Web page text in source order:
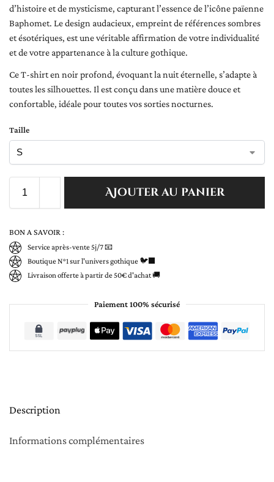
d’histoire et de mysticisme, capturant l’essence de l’icône païenne
Baphomet. Le design audacieux, empreint de références sombres
et ésotériques, est une véritable affirmation de votre individualité
et de votre appartenance à la culture gothique.
Ce T-shirt en noir profond, évoquant la nuit éternelle, s’adapte à
toutes les silhouettes. Il est conçu dans une matière douce et
confortable, idéale pour toutes vos sorties nocturnes.
Taille
Ajouter au panier
BON A SAVOIR :
Service après-vente 5j/7 📧
Boutique N°1 sur l'univers gothique 🐦‍⬛
Livraison offerte à partir de 50€ d'achat 🚚
Paiement 100% sécurisé
Description
Informations complémentaires